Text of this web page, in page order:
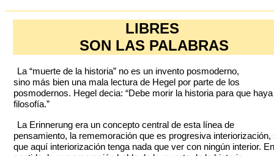
LIBRES
SON LAS PALABRAS
La “muerte de la historia” no es un invento posmoderno,
sino más bien una mala lectura de Hegel por parte de los
posmodernos. Hegel decia: “Debe morir la historia para que haya
filosofía.”
La Erinnerung era un concepto central de esta línea de
pensamiento, la rememoración que es progresiva interiorización,
que aquí interiorización tenga nada que ver con ningún interior.